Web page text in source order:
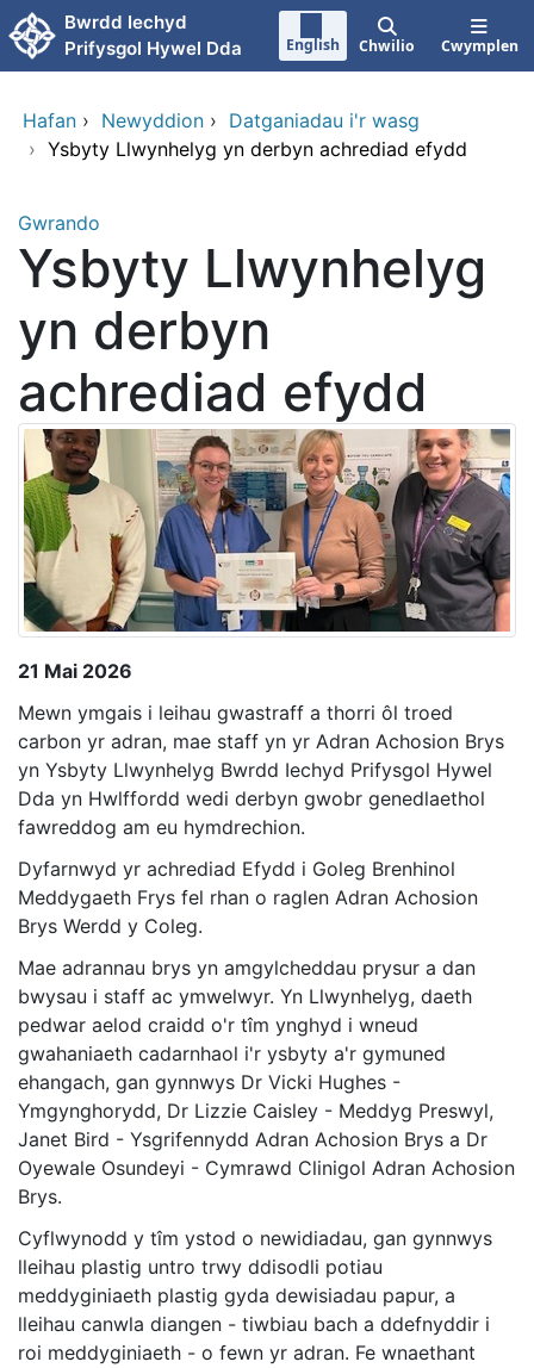
Neidio i'r prif gynnwy
Bwrdd Iechyd
Prifysgol Hywel Dda
English Chwilio Cwymplen
Hafan › Newyddion › Datganiadau i'r wasg
› Ysbyty Llwynhelyg yn derbyn achrediad efydd
Gwrando
Ysbyty Llwynhelyg
yn derbyn
achrediad efydd
21 Mai 2026
Mewn ymgais i leihau gwastraff a thorri ôl troed
carbon yr adran, mae staff yn yr Adran Achosion Brys
yn Ysbyty Llwynhelyg Bwrdd Iechyd Prifysgol Hywel
Dda yn Hwlffordd wedi derbyn gwobr genedlaethol
fawreddog am eu hymdrechion.
Dyfarnwyd yr achrediad Efydd i Goleg Brenhinol
Meddygaeth Frys fel rhan o raglen Adran Achosion
Brys Werdd y Coleg.
Mae adrannau brys yn amgylcheddau prysur a dan
bwysau i staff ac ymwelwyr. Yn Llwynhelyg, daeth
pedwar aelod craidd o'r tîm ynghyd i wneud
gwahaniaeth cadarnhaol i'r ysbyty a'r gymuned
ehangach, gan gynnwys Dr Vicki Hughes -
Ymgynghorydd, Dr Lizzie Caisley - Meddyg Preswyl,
Janet Bird - Ysgrifennydd Adran Achosion Brys a Dr
Oyewale Osundeyi - Cymrawd Clinigol Adran Achosion
Brys.
Cyflwynodd y tîm ystod o newidiadau, gan gynnwys
lleihau plastig untro trwy ddisodli potiau
meddyginiaeth plastig gyda dewisiadau papur, a
lleihau canwla diangen - tiwbiau bach a ddefnyddir i
roi meddyginiaeth - o fewn yr adran. Fe wnaethant